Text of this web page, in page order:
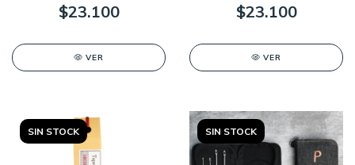
$23.100
VER
$23.100
VER
SIN STOCK SIN STOCK